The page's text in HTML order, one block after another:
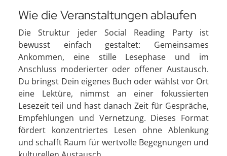
Wie die Veranstaltungen ablaufen
Die Struktur jeder Social Reading Party ist
bewusst einfach gestaltet: Gemeinsames
Ankommen, eine stille Lesephase und im
Anschluss moderierter oder offener Austausch.
Du bringst Dein eigenes Buch oder wählst vor Ort
eine Lektüre, nimmst an einer fokussierten
Lesezeit teil und hast danach Zeit für Gespräche,
Empfehlungen und Vernetzung. Dieses Format
fördert konzentriertes Lesen ohne Ablenkung
und schafft Raum für wertvolle Begegnungen und